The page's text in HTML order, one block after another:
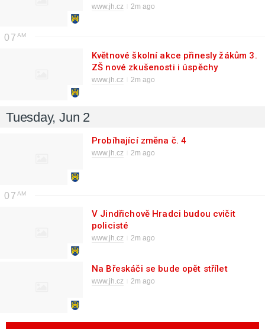
www.jh.cz 2m ago
07
Květnové školní akce přinesly žákům 3.
ZŠ nové zkušenosti i úspěchy
www.jh.cz 2m ago
Tuesday, Jun 2
Probíhající změna č. 4
www.jh.cz 2m ago
07
V Jindřichově Hradci budou cvičit
policisté
www.jh.cz 2m ago
Na Břeskáči se bude opět střílet
www.jh.cz 2m ago